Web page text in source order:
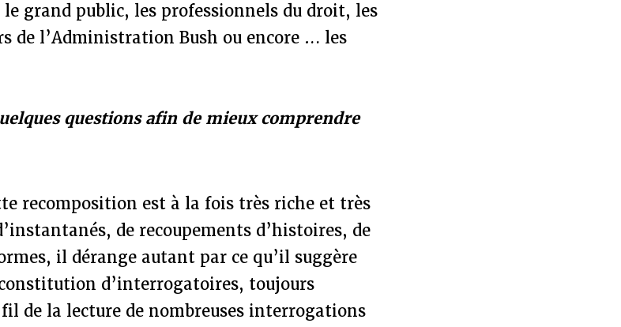
grand public, les professionnels du droit, les
de l’Administration Bush ou encore … les
questions afin de mieux comprendre
recomposition est à la fois très riche et très
de recoupements d’histoires, de
il dérange autant par ce qu’il suggère
d’interrogatoires, toujours
de la lecture de nombreuses interrogations